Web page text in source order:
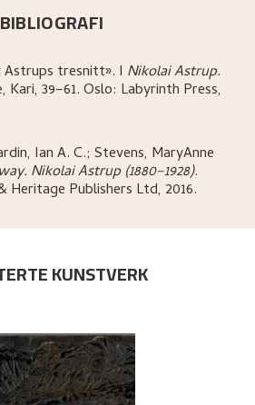
BIBLIOGRAFI
Astrups tresnitt». I Nikolai Astrup.
Kari, 39–61.Oslo: Labyrinth Press,
Ian A. C.; Stevens, MaryAnne
Nikolai Astrup (1880–1928).
Heritage Publishers Ltd, 2016.
KUNSTVERK